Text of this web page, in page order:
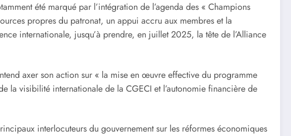
été marqué par l’intégration de l’agenda des « Champions
propres du patronat, un appui accru aux membres et la
internationale, jusqu’à prendre, en juillet 2025, la tête de l’Alliance
axer son action sur « la mise en œuvre effective du programme
la visibilité internationale de la CGECI et l’autonomie financière de
interlocuteurs du gouvernement sur les réformes économiques